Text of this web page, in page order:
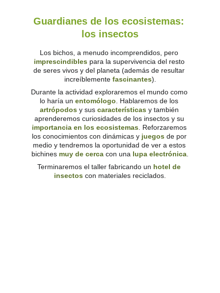
Guardianes de los ecosistemas:
los insectos
Los bichos, a menudo incomprendidos, pero
imprescindibles para la supervivencia del resto
de seres vivos y del planeta (además de resultar
increíblemente fascinantes).
Durante la actividad exploraremos el mundo como
lo haría un entomólogo
Hablaremos de los
artrópodos y sus características y también
aprenderemos curiosidades de los insectos y su
importancia en los ecosistemas. Reforzaremos
los conocimientos con dinámicas y juegos de por
medio y tendremos la oportunidad de ver a estos
bichines muy de cerca con una lupa electrónica
Terminaremos el taller fabricando un hotel de
insectos con materiales reciclados.